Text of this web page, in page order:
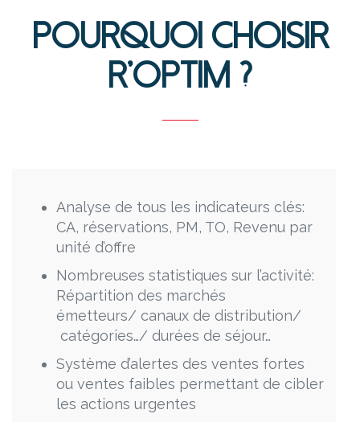
Pourquoi choisir
R'Optim ?
Analyse de tous les indicateurs clés:
CA, réservations, PM, TO, Revenu par
unité d’offre
Nombreuses statistiques sur l’activité:
Répartition des marchés
émetteurs/ canaux de distribution/
catégories…/ durées de séjour…
Système d’alertes des ventes fortes
ou ventes faibles permettant de cibler
les actions urgentes